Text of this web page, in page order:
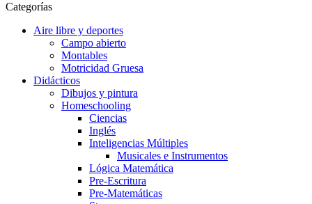
Categorías
Aire libre y deportes
Campo abierto
Montables
Motricidad Gruesa
Didácticos
Dibujos y pintura
Homeschooling
Ciencias
Inglés
Inteligencias Múltiples
Musicales e Instrumentos
Lógica Matemática
Pre-Escritura
Pre-Matemáticas